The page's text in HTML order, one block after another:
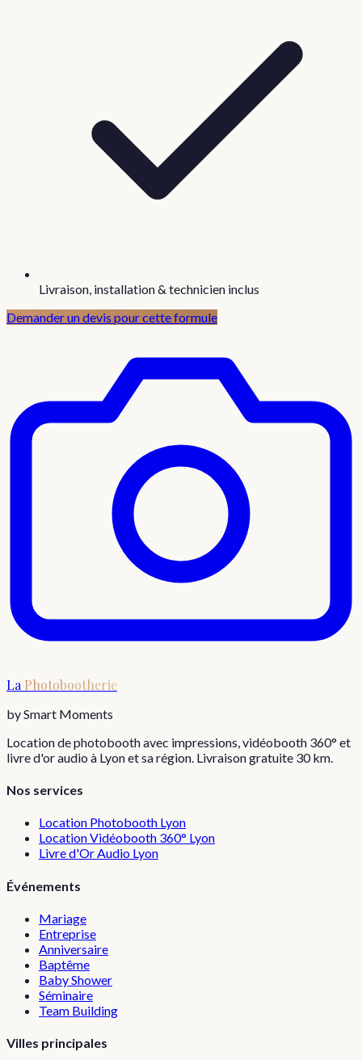
Livraison, installation & technicien inclus
Demander un devis pour cette formule
La Photobootherie
by Smart Moments
Location de photobooth avec impressions, vidéobooth 360° et
livre d'or audio à Lyon et sa région. Livraison gratuite 30 km.
Nos services
Location Photobooth Lyon
Location Vidéobooth 360° Lyon
Livre d'Or Audio Lyon
Événements
Mariage
Entreprise
Anniversaire
Baptême
Baby Shower
Séminaire
Team Building
Villes principales